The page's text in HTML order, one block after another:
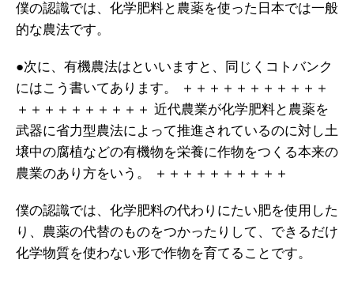
僕の認識では、化学肥料と農薬を使った日本では一般
的な農法です。
●次に、有機農法はといいますと、同じくコトバンク
にはこう書いてあります。
＋＋＋＋＋＋＋＋＋＋＋
＋＋＋＋＋＋＋＋＋＋ 近代農業が化学肥料と農薬を
武器に省力型農法によって推進されているのに対し土
壌中の腐植などの有機物を栄養に作物をつくる本来の
農業のあり方をいう。
＋＋＋＋＋＋＋＋＋＋
僕の認識では、化学肥料の代わりにたい肥を使用した
り、農薬の代替のものをつかったりして、できるだけ
化学物質を使わない形で作物を育てることです。